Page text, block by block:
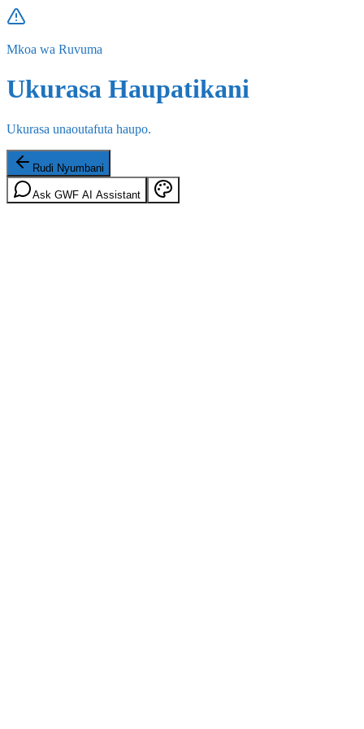
Mkoa wa Ruvuma
Ukurasa Haupatikani
Ukurasa unaoutafuta haupo.
Rudi Nyumbani
Ask GWF AI Assistant